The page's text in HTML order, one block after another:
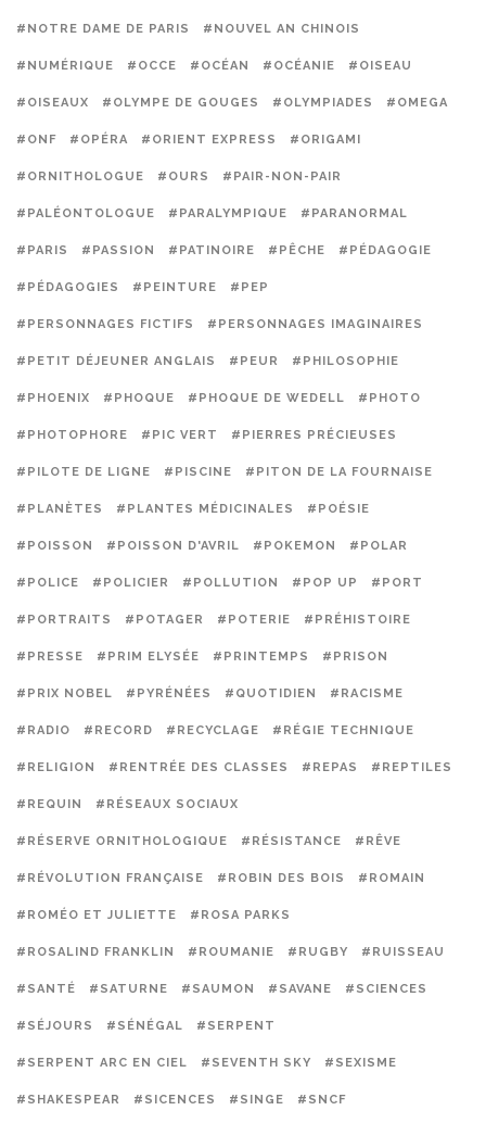
#NOTRE DAME DE PARIS #NOUVEL AN CHINOIS
#NUMÉRIQUE #OCCE #OCÉAN #OCÉANIE #OISEAU
#OISEAUX #OLYMPE DE GOUGES #OLYMPIADES #OMEGA
#ONF #OPÉRA #ORIENT EXPRESS #ORIGAMI
#ORNITHOLOGUE #OURS #PAIR-NON-PAIR
#PALÉONTOLOGUE #PARALYMPIQUE #PARANORMAL
#PARIS #PASSION #PATINOIRE #PÊCHE #PÉDAGOGIE
#PÉDAGOGIES #PEINTURE #PEP
#PERSONNAGES FICTIFS #PERSONNAGES IMAGINAIRES
#PETIT DÉJEUNER ANGLAIS #PEUR #PHILOSOPHIE
#PHOENIX #PHOQUE #PHOQUE DE WEDELL #PHOTO
#PHOTOPHORE #PIC VERT #PIERRES PRÉCIEUSES
#PILOTE DE LIGNE #PISCINE #PITON DE LA FOURNAISE
#PLANÈTES #PLANTES MÉDICINALES #POÉSIE
#POISSON #POISSON D'AVRIL #POKEMON #POLAR
#POLICE #POLICIER #POLLUTION #POP UP #PORT
#PORTRAITS #POTAGER #POTERIE #PRÉHISTOIRE
#PRESSE #PRIM ELYSÉE #PRINTEMPS #PRISON
#PRIX NOBEL #PYRÉNÉES #QUOTIDIEN #RACISME
#RADIO #RECORD #RECYCLAGE #RÉGIE TECHNIQUE
#RELIGION #RENTRÉE DES CLASSES #REPAS #REPTILES
#REQUIN #RÉSEAUX SOCIAUX
#RÉSERVE ORNITHOLOGIQUE #RÉSISTANCE #RÊVE
#RÉVOLUTION FRANÇAISE #ROBIN DES BOIS #ROMAIN
#ROMÉO ET JULIETTE #ROSA PARKS
#ROSALIND FRANKLIN #ROUMANIE #RUGBY #RUISSEAU
#SANTÉ #SATURNE #SAUMON #SAVANE #SCIENCES
#SÉJOURS #SÉNÉGAL #SERPENT
#SERPENT ARC EN CIEL #SEVENTH SKY #SEXISME
#SHAKESPEAR #SICENCES #SINGE #SNCF